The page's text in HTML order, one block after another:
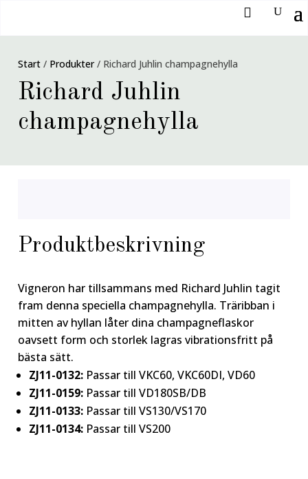
Start / Produkter/ Richard Juhlin champagnehylla
Richard Juhlin
champagnehylla
Produktbeskrivning
Vigneron har tillsammans med Richard Juhlin tagit
fram denna speciella champagnehylla. Träribban i
mitten av hyllan låter dina champagneflaskor
oavsett form och storlek lagras vibrationsfritt på
bästa sätt.
ZJ11-0132: Passar till VKC60, VKC60DI, VD60
ZJ11-0159: Passar till VD180SB/DB
ZJ11-0133: Passar till VS130/VS170
ZJ11-0134: Passar till VS200